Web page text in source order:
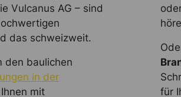
Vulcanus AG – sind
das schweizweit.
den baulichen
in der
mit
für